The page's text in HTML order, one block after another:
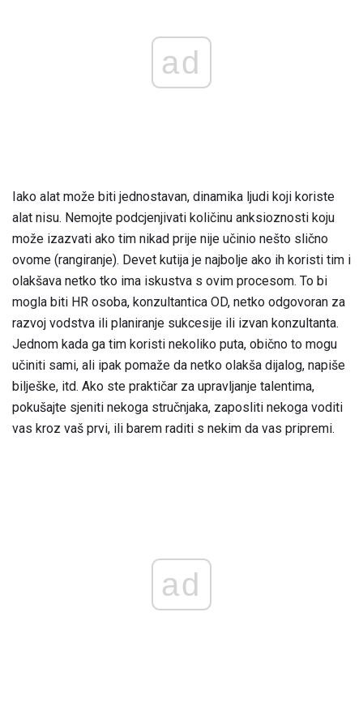
ad
Iako alat može biti jednostavan, dinamika ljudi koji koriste
alat nisu. Nemojte podcjenjivati ​​količinu anksioznosti koju
može izazvati ako tim nikad prije nije učinio nešto slično
ovome (rangiranje). Devet kutija je najbolje ako ih koristi tim i
olakšava netko tko ima iskustva s ovim procesom. To bi
mogla biti HR osoba, konzultantica OD, netko odgovoran za
razvoj vodstva ili planiranje sukcesije ili izvan konzultanta.
Jednom kada ga tim koristi nekoliko puta, obično to mogu
učiniti sami, ali ipak pomaže da netko olakša dijalog, napiše
bilješke, itd. Ako ste praktičar za upravljanje talentima,
pokušajte sjeniti nekoga stručnjaka, zaposliti nekoga voditi
vas kroz vaš prvi, ili barem raditi s nekim da vas pripremi.
ad